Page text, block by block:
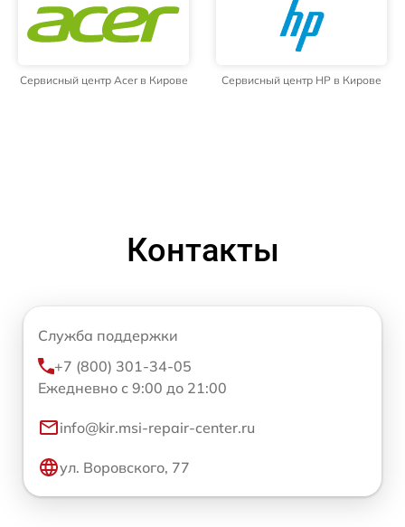
Сервисный центр Acer в Кирове Сервисный центр HP в Кирове
Контакты
Служба поддержки
+7 (800) 301-34-05
Ежедневно с 9:00 до 21:00
info@kir.msi-repair-center.ru
ул. Воровского, 77